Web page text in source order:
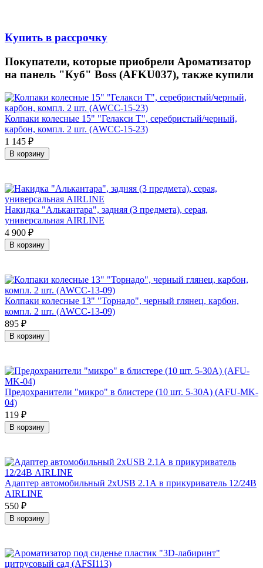
Купить в рассрочку
Покупатели, которые приобрели Ароматизатор
на панель "Куб" Boss (AFKU037), также купили
Колпаки колесные 15" "Гелакси Т", серебристый/черный,
карбон, компл. 2 шт. (AWCC-15-23)
1 145 ₽
В корзину
Накидка "Алькантара", задняя (3 предмета), серая,
универсальная AIRLINE
4 900 ₽
В корзину
Колпаки колесные 13" "Торнадо", черный глянец, карбон,
компл. 2 шт. (AWCC-13-09)
895 ₽
В корзину
Предохранители "микро" в блистере (10 шт. 5-30А) (AFU-MK-
04)
119 ₽
В корзину
Адаптер автомобильный 2хUSB 2.1А в прикуриватель 12/24В
AIRLINE
550 ₽
В корзину